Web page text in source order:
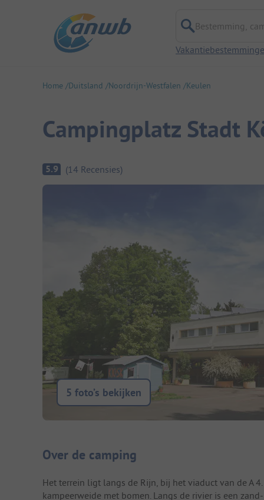
Bestemming,
Home Duitsland Noordrijn-Westfalen Keulen
Campingplatz Stadt
Camping overzicht
5.9 (14 Recensies)
5 foto’s bekijken
Camping introductie
Over de camping
Het terrein ligt langs de Rijn, bij het viaduct van de A
kampeerweide met bomen. Langs de rivier is een